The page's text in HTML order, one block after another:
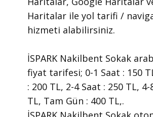
Haritalar ile yol tarifi /
hizmeti alabilirsiniz.
İSPARK Nakilbent Sokak
fiyat tarifesi; 0-1 Saat : 150
: 200 TL, 2-4 Saat : 250 TL,
TL, Tam Gün : 400 TL,.